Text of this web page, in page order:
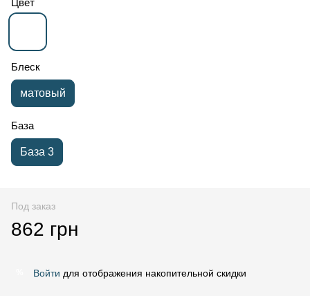
Блеск
матовый
База
База 3
Под заказ
862 грн
Войти для отображения накопительной скидки